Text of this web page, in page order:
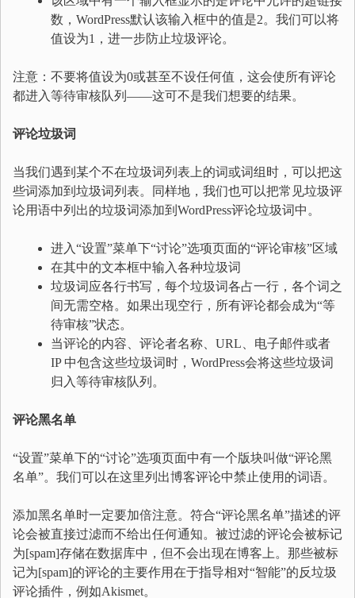
数，WordPress默认该输入框中的值是2。我们可以将
值设为1，进一步防止垃圾评论。
注意：不要将值设为0或甚至不设任何值，这会使所有评论
都进入等待审核队列——这可不是我们想要的结果。
评论垃圾词
当我们遇到某个不在垃圾词列表上的词或词组时，可以把这
些词添加到垃圾词列表。同样地，我们也可以把常见垃圾评
论用语中列出的垃圾词添加到WordPress评论垃圾词中。
进入“设置”菜单下“讨论”选项页面的“评论审核”区域
在其中的文本框中输入各种垃圾词
垃圾词应各行书写，每个垃圾词各占一行，各个词之
间无需空格。如果出现空行，所有评论都会成为“等
待审核”状态。
当评论的内容、评论者名称、URL、电子邮件或者
IP 中包含这些垃圾词时，WordPress会将这些垃圾词
归入等待审核队列。
评论黑名单
“设置”菜单下的“讨论”选项页面中有一个版块叫做“评论黑
名单”。我们可以在这里列出博客评论中禁止使用的词语。
添加黑名单时一定要加倍注意。符合“评论黑名单”描述的评
论会被直接过滤而不给出任何通知。被过滤的评论会被标记
为[spam]存储在数据库中，但不会出现在博客上。那些被标
记为[spam]的评论的主要作用在于指导相对“智能”的反垃圾
评论插件，例如Akismet。